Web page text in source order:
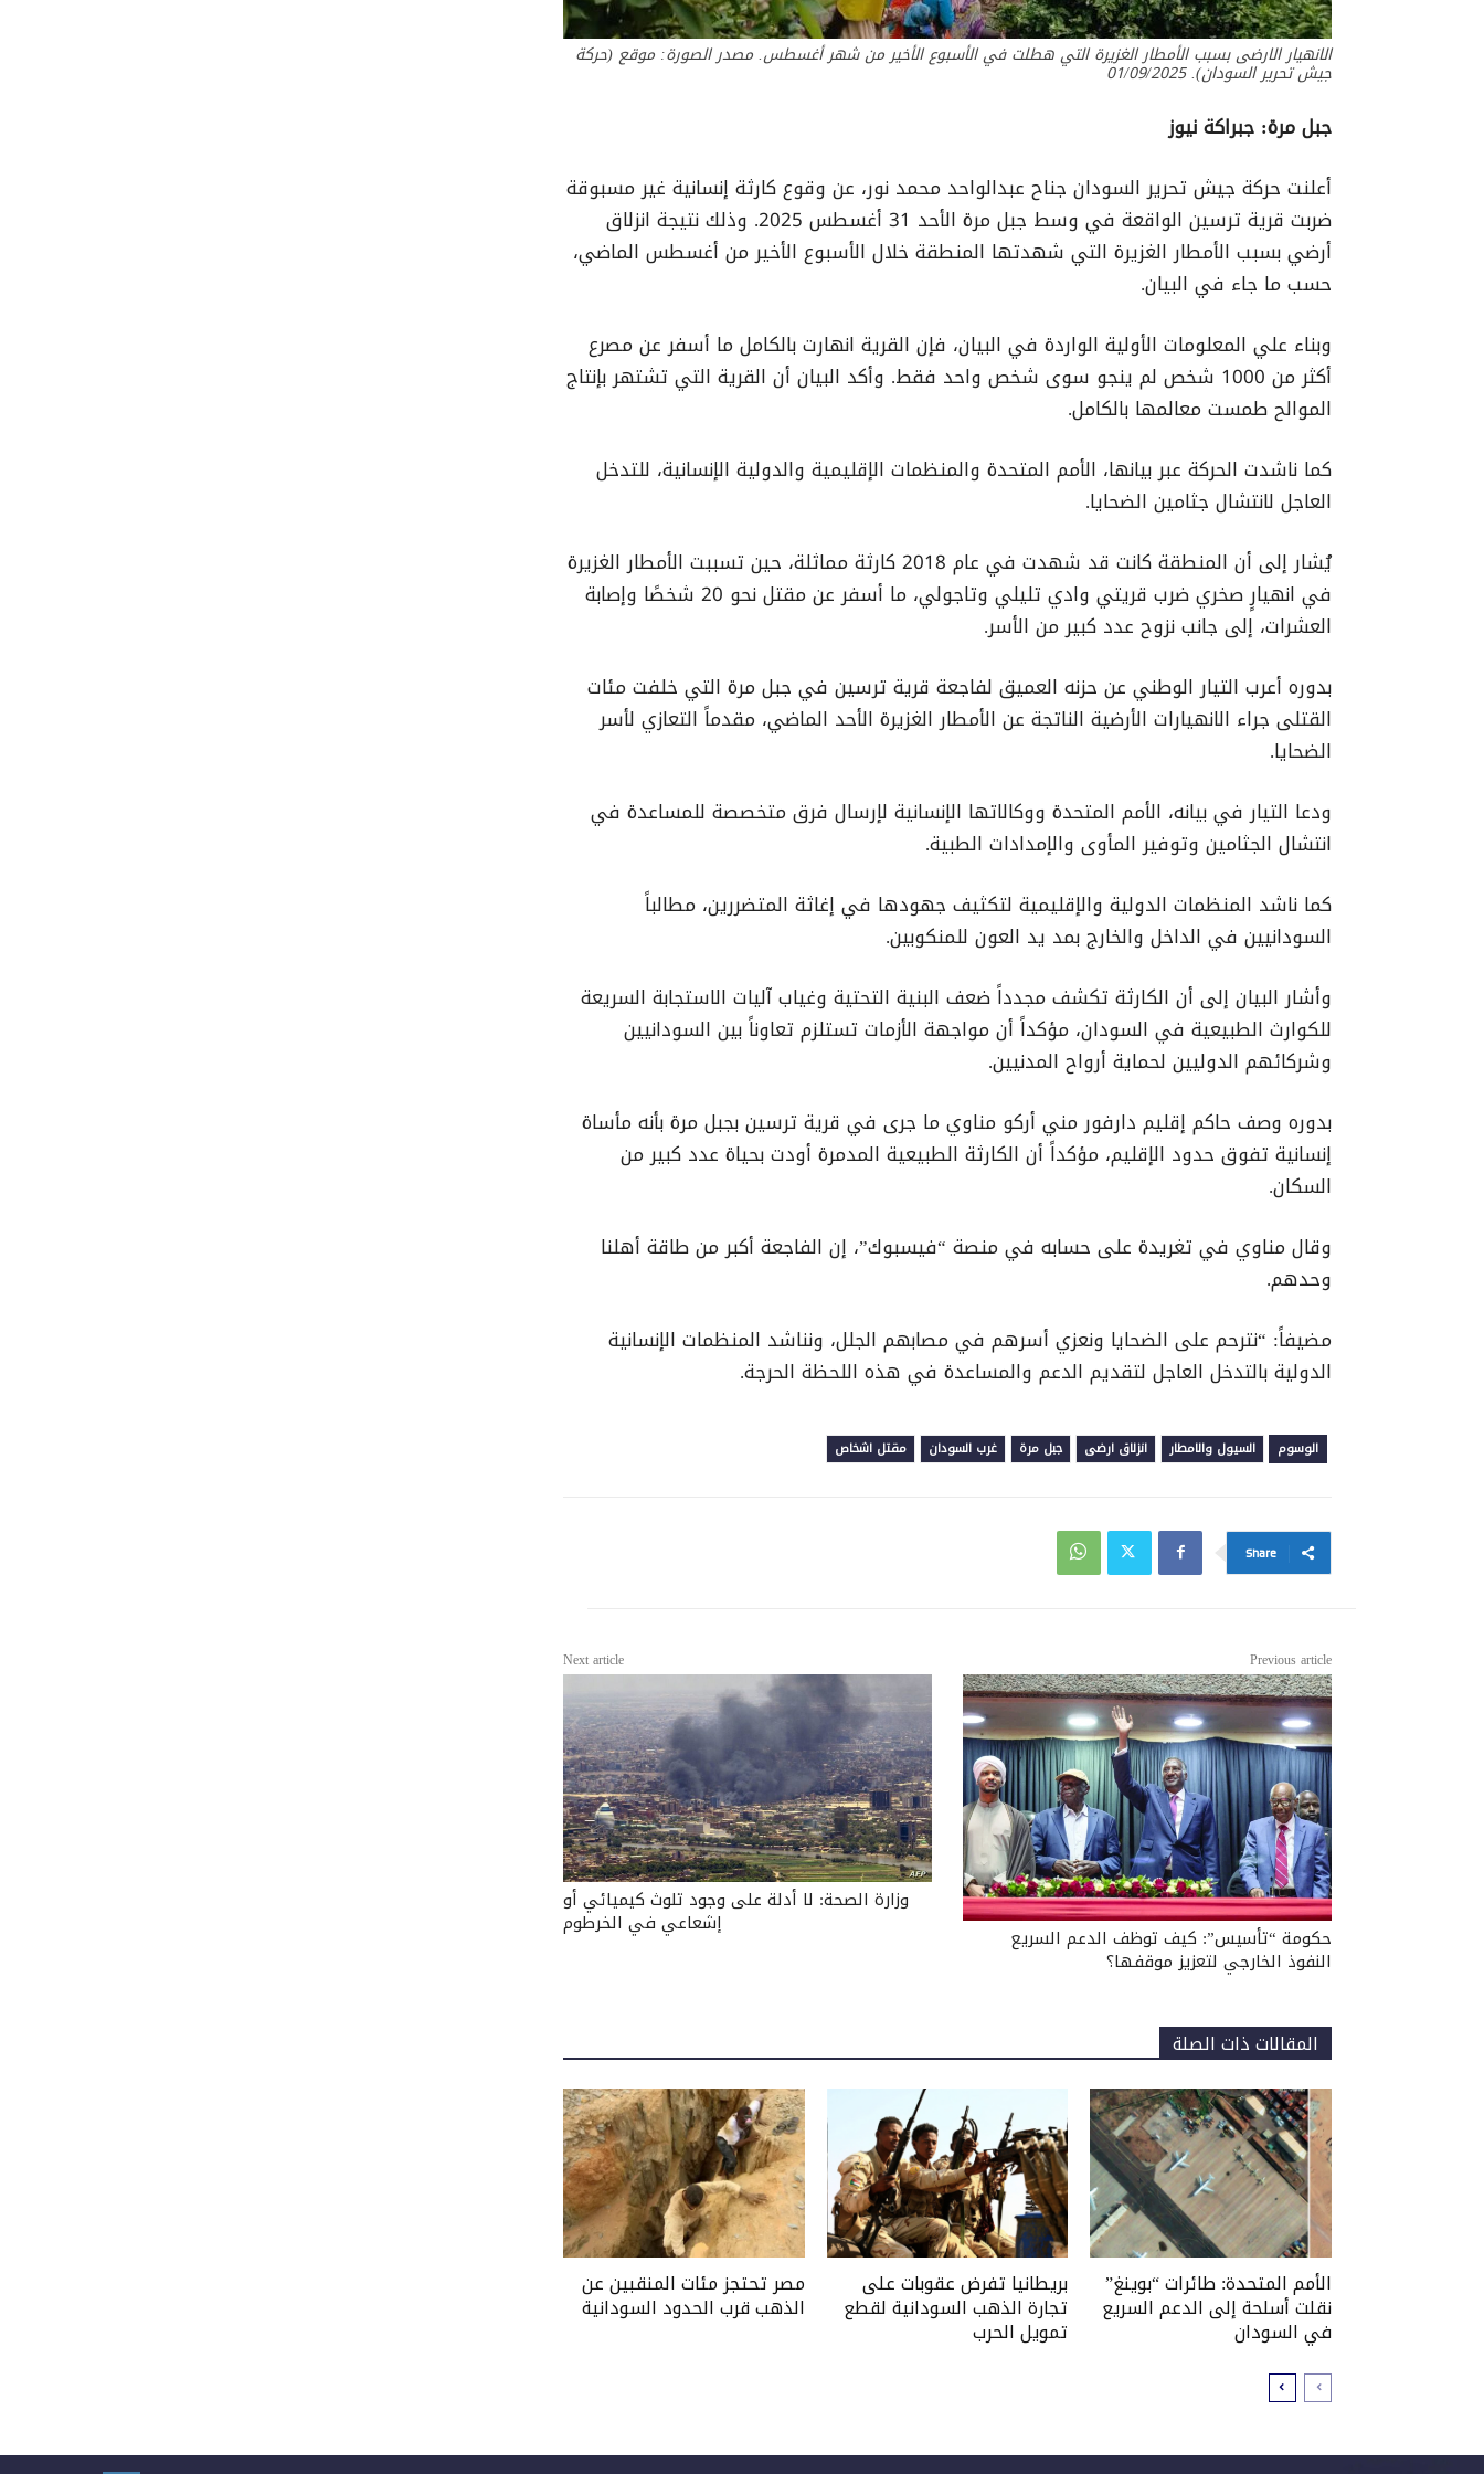
الانهيار الارضى بسبب الأمطار الغزيرة التي هطلت في الأسبوع الأخير من شهر أغسطس. مصدر الصورة: موقع (حركة
جيش تحرير السودان). 01/09/2025
جبل مرة: جبراكة نيوز
أعلنت حركة جيش تحرير السودان جناح عبدالواحد محمد نور، عن وقوع كارثة إنسانية غير مسبوقة
ضربت قرية ترسين الواقعة في وسط جبل مرة الأحد 31 أغسطس 2025. وذلك نتيجة انزلاق
أرضي بسبب الأمطار الغزيرة التي شهدتها المنطقة خلال الأسبوع الأخير من أغسطس الماضي،
حسب ما جاء في البيان.
وبناء علي المعلومات الأولية الواردة في البيان، فإن القرية انهارت بالكامل ما أسفر عن مصرع
أكثر من 1000 شخص لم ينجو سوى شخص واحد فقط. وأكد البيان أن القرية التي تشتهر بإنتاج
الموالح طمست معالمها بالكامل.
كما ناشدت الحركة عبر بيانها، الأمم المتحدة والمنظمات الإقليمية والدولية الإنسانية، للتدخل
العاجل لانتشال جثامين الضحايا.
يُشار إلى أن المنطقة كانت قد شهدت في عام 2018 كارثة مماثلة، حين تسببت الأمطار الغزيرة
في انهيارٍ صخري ضرب قريتي وادي تليلي وتاجولي، ما أسفر عن مقتل نحو 20 شخصًا وإصابة
العشرات، إلى جانب نزوح عدد كبير من الأسر.
بدوره أعرب التيار الوطني عن حزنه العميق لفاجعة قرية ترسين في جبل مرة التي خلفت مئات
القتلى جراء الانهيارات الأرضية الناتجة عن الأمطار الغزيرة الأحد الماضي، مقدماً التعازي لأسر
الضحايا.
ودعا التيار في بيانه، الأمم المتحدة ووكالاتها الإنسانية لإرسال فرق متخصصة للمساعدة في
انتشال الجثامين وتوفير المأوى والإمدادات الطبية.
كما ناشد المنظمات الدولية والإقليمية لتكثيف جهودها في إغاثة المتضررين، مطالباً
السودانيين في الداخل والخارج بمد يد العون للمنكوبين.
وأشار البيان إلى أن الكارثة تكشف مجدداً ضعف البنية التحتية وغياب آليات الاستجابة السريعة
للكوارث الطبيعية في السودان، مؤكداً أن مواجهة الأزمات تستلزم تعاوناً بين السودانيين
وشركائهم الدوليين لحماية أرواح المدنيين.
بدوره وصف حاكم إقليم دارفور مني أركو مناوي ما جرى في قرية ترسين بجبل مرة بأنه مأساة
إنسانية تفوق حدود الإقليم، مؤكداً أن الكارثة الطبيعية المدمرة أودت بحياة عدد كبير من
السكان.
وقال مناوي في تغريدة على حسابه في منصة “فيسبوك”، إن الفاجعة أكبر من طاقة أهلنا
وحدهم.
مضيفاً: “نترحم على الضحايا ونعزي أسرهم في مصابهم الجلل، ونناشد المنظمات الإنسانية
الدولية بالتدخل العاجل لتقديم الدعم والمساعدة في هذه اللحظة الحرجة.
الوسوم السيول والامطار انزلاق ارضى جبل مرة غرب السودان مقتل اشخاص
Share
Previous article
حكومة “تأسيس”: كيف توظف الدعم السريع
النفوذ الخارجي لتعزيز موقفها؟
Next article
وزارة الصحة: لا أدلة على وجود تلوث كيميائي أو
إشعاعي في الخرطوم
المقالات ذات الصلة
الأمم المتحدة: طائرات “بوينغ”
نقلت أسلحة إلى الدعم السريع
في السودان
بريطانيا تفرض عقوبات على
تجارة الذهب السودانية لقطع
تمويل الحرب
مصر تحتجز مئات المنقبين عن
الذهب قرب الحدود السودانية